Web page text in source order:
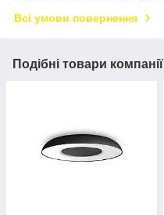
Всі умови повернення
Подібні товари компанії